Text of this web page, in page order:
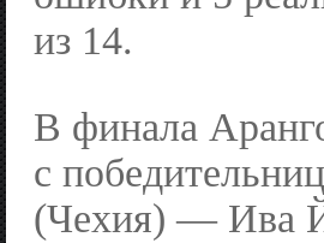
из 14.
В финала
с
(Чехия) — Ива